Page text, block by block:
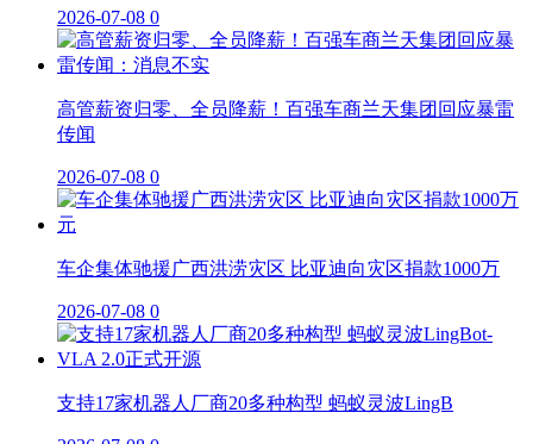
2026-07-08 0
高管薪资归零、全员降薪！百强车商兰天集团回应暴雷
传闻
2026-07-08 0
车企集体驰援广西洪涝灾区 比亚迪向灾区捐款1000万
2026-07-08 0
支持17家机器人厂商20多种构型 蚂蚁灵波LingB